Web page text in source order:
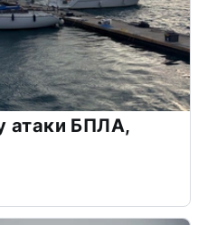
атаки БПЛА,